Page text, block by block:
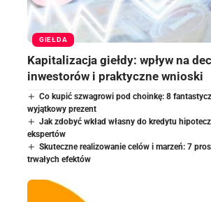
GIEŁDA
Kapitalizacja giełdy: wpływ na
inwestorów i praktyczne wnioski
Co kupić szwagrowi pod choinkę: 8
wyjątkowy prezent
Jak zdobyć wkład własny do kredytu
ekspertów
Skuteczne realizowanie celów i marzeń: 7
trwałych efektów